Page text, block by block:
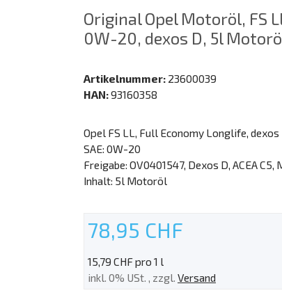
Original Opel Motoröl, FS
0W-20, dexos D, 5l
Artikelnummer: 23600039
HAN:93160358
Opel FS LL, Full Economy Longlife, dexos
SAE: 0W-20
Freigabe: OV0401547, Dexos D, ACEA
Inhalt: 5l Motoröl
78,95 CHF
15,79 CHF pro 1 l
inkl. 0% USt. , zzgl. Versand